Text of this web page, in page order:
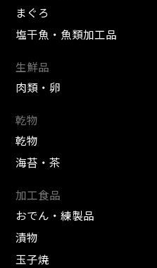
まぐろ
塩干魚・魚類加工品
生鮮品
肉類・卵
乾物
乾物
海苔・茶
加工食品
おでん・練製品
漬物
玉子焼